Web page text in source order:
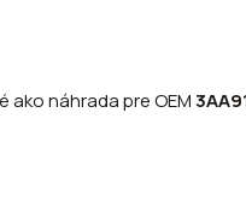
náhrada pre OEM